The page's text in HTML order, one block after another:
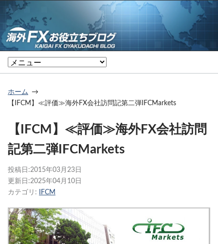
ホーム
【IFCM】≪評価≫海外FX会社訪問記第二弾IFCMarkets
【IFCM】≪評価≫海外FX会社訪問
記第二弾IFCMarkets
投稿日:2015年03月23日
更新日:2025年04月10日
カテゴリ:
IFCM